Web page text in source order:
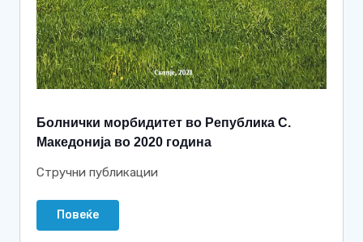
Болнички морбидитет во Република С.
Македонија во 2020 година
Стручни публикации
Повеќе